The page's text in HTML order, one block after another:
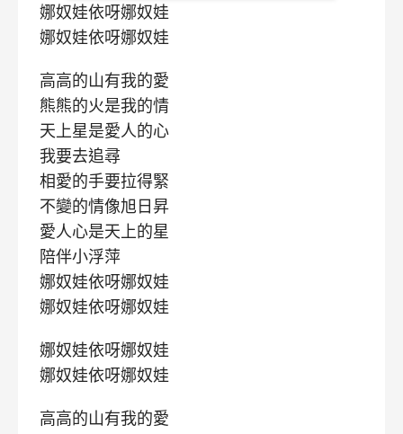
娜奴娃依呀娜奴娃
娜奴娃依呀娜奴娃
高高的山有我的愛
熊熊的火是我的情
天上星是愛人的心
我要去追尋
相愛的手要拉得緊
不變的情像旭日昇
愛人心是天上的星
陪伴小浮萍
娜奴娃依呀娜奴娃
娜奴娃依呀娜奴娃
娜奴娃依呀娜奴娃
娜奴娃依呀娜奴娃
高高的山有我的愛